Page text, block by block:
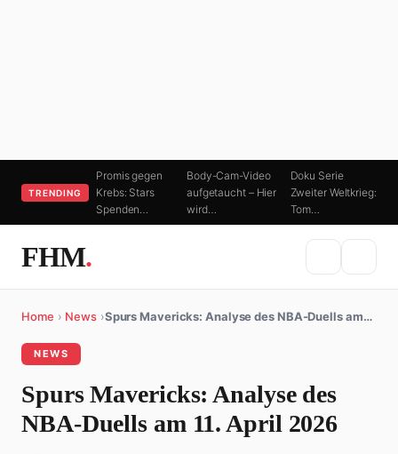
TRENDING
Promis gegen
Krebs: Stars
Spenden…
Body-Cam-Video
aufgetaucht – Hier
wird…
Doku Serie
Zweiter Weltkrieg:
Tom…
FHM.
Home › News ›Spurs Mavericks: Analyse des NBA-Duells am…
NEWS
Spurs Mavericks: Analyse des
NBA-Duells am 11. April 2026